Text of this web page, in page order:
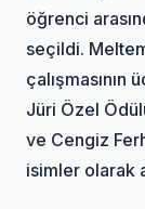
öğrenci
seçildi.
Jüri Özel
ve Cengiz
isimler olarak